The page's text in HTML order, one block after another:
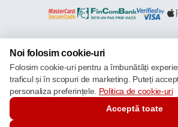
Noi folosim cookie-uri
Folosim cookie-uri pentru a îmbunătăți
traficul și în scopuri de marketing. Puteți
personaliza preferințele. Politica de cookie-uri
Acceptă toate